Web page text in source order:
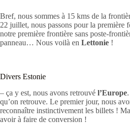
Bref, nous sommes à 15 kms de la
22 juillet, nous passons pour la première
notre première frontière sans poste-
panneau… Nous voilà en Lettonie !
Divers Estonie
– ça y est, nous avons retrouvé l’Europe
qu’on retrouve. Le premier jour, nous
reconnaître instinctivement les billets !
avoir à faire de conversion !